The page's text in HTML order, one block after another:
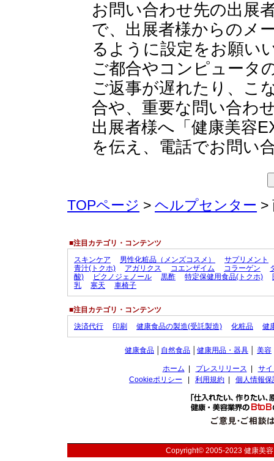
お問い合わせ先の出展
で、出展者様からのメ
るように設定をお願い
ご都合やコンピュータ
ご返事が遅れたり、こ
合や、重要な問い合わ
出展者様へ「健康美容
を伝え、電話でお問い
TOPページ > ヘルプセンター >
■注目カテゴリ・コンテンツ
スキンケア
男性化粧品（メンズコスメ）
サプリメント
青汁(トクホ)
アガリクス コエンザイム コラーゲン
酸)
ピクノジェノール 黒酢 特定保健用食品(トクホ)
乳
寒天 車椅子
■注目カテゴリ・コンテンツ
決済代行
印刷 健康食品の製造(受託製造) 化粧品 健
健康食品 自然食品 健康用品・器具 美容
ホーム プレスリリース
サ
Cookieポリシー
利用規約 個人情報
Copyright© 2005-2023 健康美